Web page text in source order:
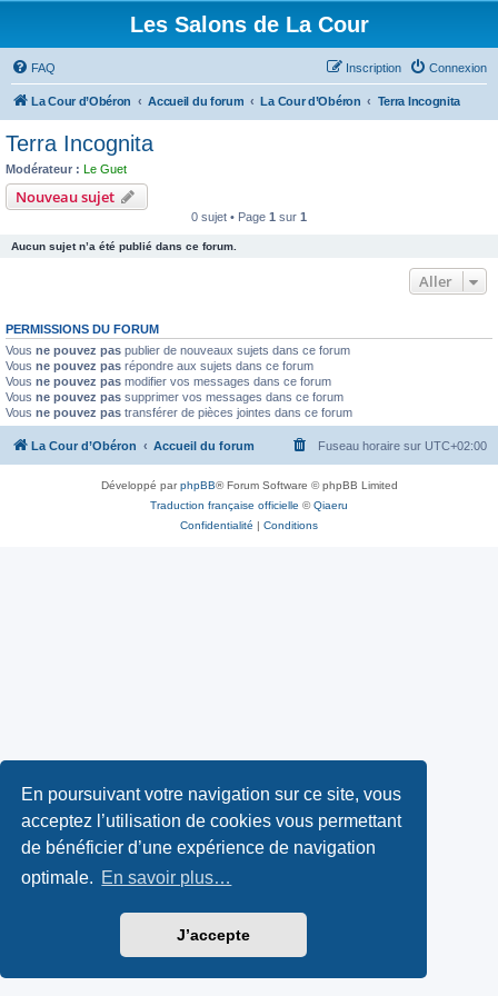
En poursuivant votre navigation sur ce site, vous
acceptez l’utilisation de cookies vous permettant
de bénéficier d’une expérience de navigation
optimale. En savoir plus…
J’accepte
Les Salons de La Cour
FAQ Connexion
Inscription
La Cour d’Obéron Accueil du forum La Cour d’Obéron Terra Incognita
Terra Incognita
Modérateur : Le Guet
Nouveau sujet
0 sujet • Page 1 sur 1
Aucun sujet n’a été publié dans ce forum.
Aller
PERMISSIONS DU FORUM
Vous ne pouvez pas publier de nouveaux sujets dans ce forum
Vous ne pouvez pas répondre aux sujets dans ce forum
Vous ne pouvez pas modifier vos messages dans ce forum
Vous ne pouvez pas supprimer vos messages dans ce forum
Vous ne pouvez pas transférer de pièces jointes dans ce forum
La Cour d’Obéron Accueil du forum Fuseau horaire sur UTC+02:00
Développé parphpBB® Forum Software © phpBB Limited
Traduction française officielle ©Qiaeru
Confidentialité | Conditions